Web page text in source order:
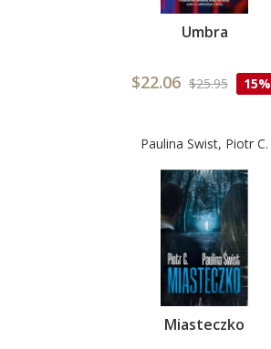
Umbra
$22.06 $25.95 15%
Paulina Swist, Piotr C.
Miasteczko